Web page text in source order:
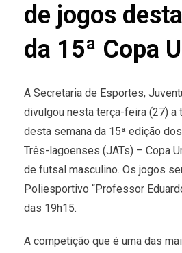
de jogos
da 15ª Copa
A Secretaria de Esportes,
divulgou nesta terça-feira (27) a
desta semana da 15ª edição
Três-lagoenses (JATs) – Copa
de futsal masculino. Os jogos
Poliesportivo “Professor
das 19h15.
A competição que é uma das